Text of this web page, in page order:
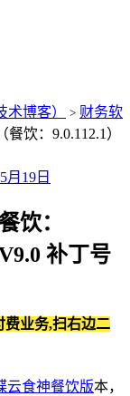
博客） > 财务软
饮：9.0.112.1）
月19日
饮：
补丁号
费业务,扫右边二
云食神餐饮版本，